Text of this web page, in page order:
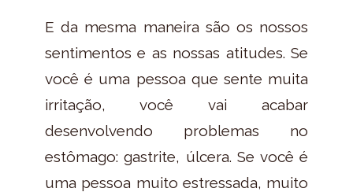
E da mesma maneira são os nossos
sentimentos e as nossas atitudes. Se
você é uma pessoa que sente muita
irritação, você vai acabar
desenvolvendo problemas no
estômago: gastrite, úlcera. Se você é
uma pessoa muito estressada, muito